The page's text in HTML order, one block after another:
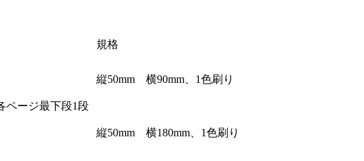
規格
ページ最下段1段
縦50mm 横90mm、1色刷り
縦50mm 横180mm、1色刷り